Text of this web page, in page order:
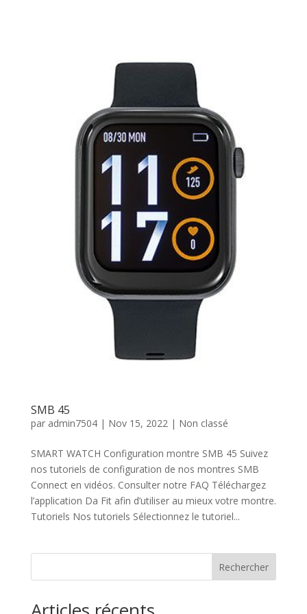
SMB 45
par admin7504| Nov 15, 2022 | Non classé
SMART WATCH Configuration montre SMB 45 Suivez
nos tutoriels de configuration de nos montres SMB
Connect en vidéos. Consulter notre FAQ Téléchargez
l’application Da Fit afin d’utiliser au mieux votre montre.
Tutoriels Nos tutoriels Sélectionnez le tutoriel...
Rechercher